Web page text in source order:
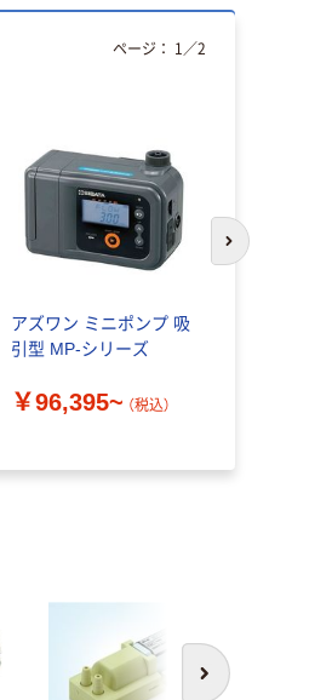
アズワン ミニポンプ 吸
引型 MP-シリーズ
￥96,395~ （税込）
ページ： 1 ／2
次のスライド
次へ